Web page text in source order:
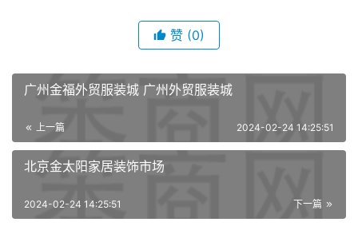
赞 (0)
广州金福外贸服装城 广州外贸服装城
上一篇 2024-02-24 14:25:51
北京金太阳家居装饰市场
下一篇
2024-02-24 14:25:51